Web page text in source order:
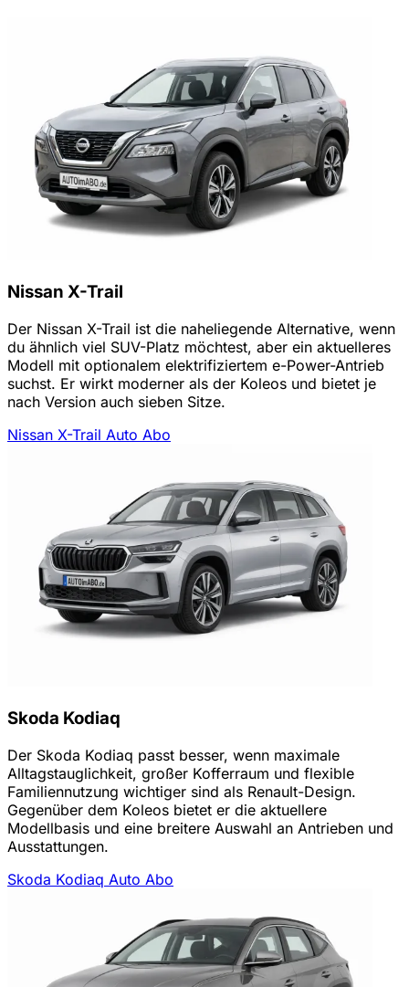
Nissan X-Trail
Der Nissan X-Trail ist die naheliegende Alternative, wenn
du ähnlich viel SUV-Platz möchtest, aber ein aktuelleres
Modell mit optionalem elektrifiziertem e-Power-Antrieb
suchst. Er wirkt moderner als der Koleos und bietet je
nach Version auch sieben Sitze.
Nissan X-Trail Auto Abo
Skoda Kodiaq
Der Skoda Kodiaq passt besser, wenn maximale
Alltagstauglichkeit, großer Kofferraum und flexible
Familiennutzung wichtiger sind als Renault-Design.
Gegenüber dem Koleos bietet er die aktuellere
Modellbasis und eine breitere Auswahl an Antrieben und
Ausstattungen.
Skoda Kodiaq Auto Abo